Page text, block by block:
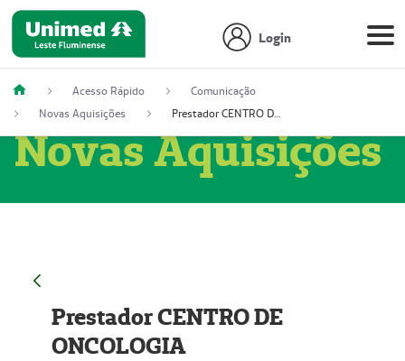
Login
Acesso Rápido
Comunicação
Novas Aquisições
Prestador CENTRO DE ONCOLOGIA
Novas Aquisições
Prestador CENTRO DE
ONCOLOGIA